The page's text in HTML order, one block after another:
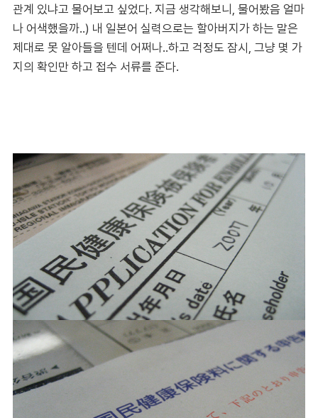
관계 있냐고 물어보고 싶었다. 지금 생각해보니, 물어봤음 얼마
나 어색했을까..) 내 일본어 실력으로는 할아버지가 하는 말은
제대로 못 알아들을 텐데 어쩌나..하고 걱정도 잠시, 그냥 몇 가
지의 확인만 하고 접수 서류를 준다.